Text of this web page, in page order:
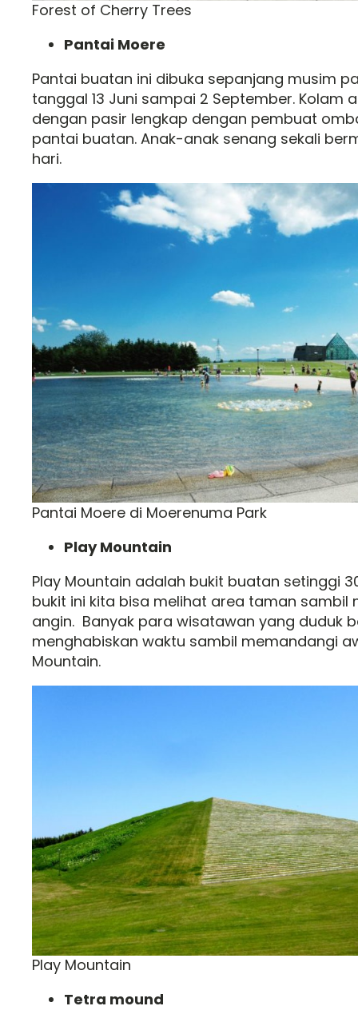
Forest of Cherry Trees
Pantai Moere
Pantai buatan ini dibuka sepanjang musim
tanggal 13 Juni sampai 2 September. Kolam
dengan pasir lengkap dengan pembuat
pantai buatan. Anak-anak senang sekali
hari.
Pantai Moere di Moerenuma Park
Play Mountain
Play Mountain adalah bukit buatan setinggi
bukit ini kita bisa melihat area taman sambil
angin. Banyak para wisatawan yang duduk
menghabiskan waktu sambil memandangi
Mountain.
Play Mountain
Tetra mound